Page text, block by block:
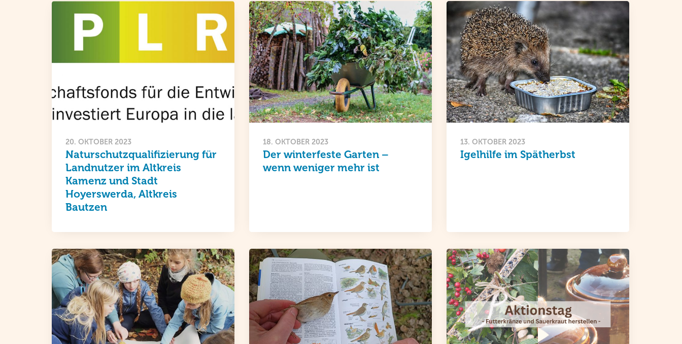
20. OKTOBER 2023
Naturschutzqualifizierung für
Landnutzer im Altkreis
Kamenz und Stadt
Hoyerswerda, Altkreis
Bautzen
18. OKTOBER 2023
Der winterfeste Garten –
wenn weniger mehr ist
13. OKTOBER 2023
Igelhilfe im Spätherbst